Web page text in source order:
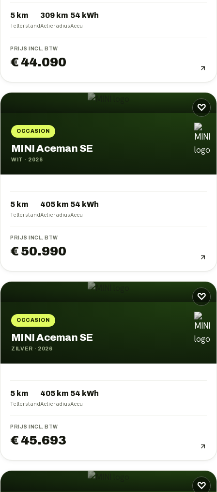
5 km
Tellerstand
309 km
Actieradius
54 kWh
Accu
PRIJS INCL. BTW
€ 44.090
♡
OCCASION
MINI Aceman SE
WIT · 2026
5 km
Tellerstand
405 km
Actieradius
54 kWh
Accu
PRIJS INCL. BTW
€ 50.990
♡
OCCASION
MINI Aceman SE
ZILVER · 2026
5 km
Tellerstand
405 km
Actieradius
54 kWh
Accu
PRIJS INCL. BTW
€ 45.693
♡